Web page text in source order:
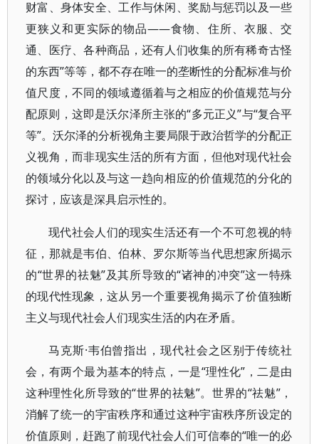
财富、身体安全、工作与休闲、奖励与惩罚以及一些
更狭义和更实际的物品——食物、住所、衣服、交
通、医疗、各种商品，还有人们收集的所有稀奇古怪
的东西”等等，都不存在唯一的垄断性的分配标准与价
值尺度，不同的领域遵循着与之相应的价值规范与分
配原则，这即是沃尔泽所主张的“多元正义”与“复合平
等”。沃尔泽的分析视角主要局限于政治哲学的分配正
义视角，而非现实生活的所有方面，但他对现代社会
的领域分化以及与这一趋向相应的价值规范的分化的
探讨，应该是深具启示性的。
现代社会人们的现实生活还有一个不可忽视的特
征，那就是韦伯、伯林、罗尔斯等当代思想家所揭示
的“世界的祛魅”及其所导致的“诸神的冲突”这一特殊
的现代性现象，这从另一个重要视角揭示了价值独断
主义与现代社会人们现实生活的内在矛盾。
马克斯·韦伯曾指出，现代社会之区别于传统社
会，有两个最为基本的特点，一是“理性化”，二是由
这种理性化所导致的“世界的祛魅”。世界的“祛魅”，
消解了统一的宇宙秩序和通过这种宇宙秩序所设定的
价值原则，赶跑了前现代社会人们可信奉的“唯一的必